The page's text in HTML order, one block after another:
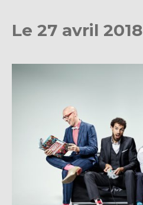
Le 27 avril 2018